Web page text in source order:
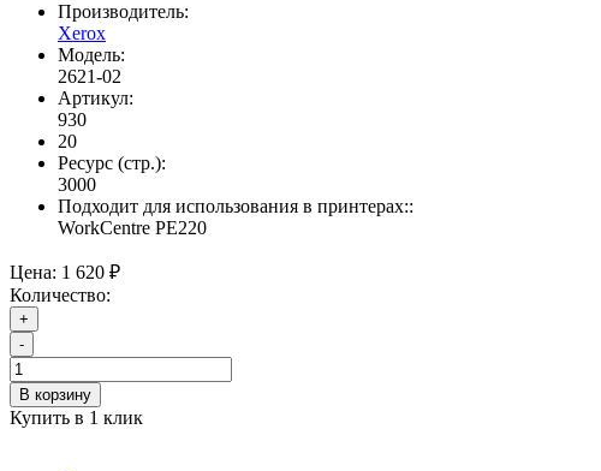
Производитель:
Xerox
Модель:
2621-02
Артикул:
930
20
Ресурс (стр.):
3000
Подходит для использования в принтерах::
WorkCentre PE220
Цена: 1 620 ₽
Количество:
+
-
В корзину
Купить в 1 клик